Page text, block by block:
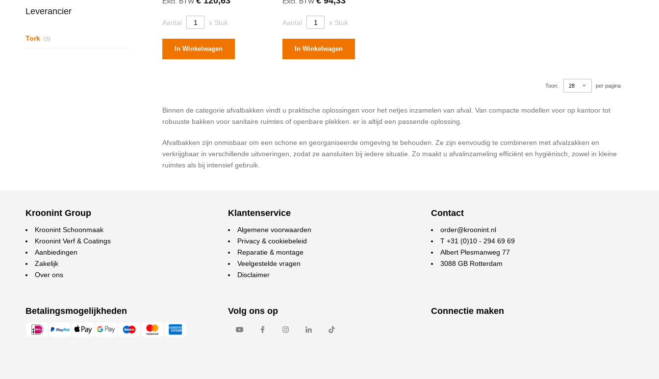
Aantal x Stuk
In Winkelwagen
Aantal x Stuk
In Winkelwagen
Toon per pagina
Binnen de categorie afvalbakken vindt u praktische oplossingen voor het netjes inzamelen van afval. Van compacte modellen voor op kantoor tot
robuuste bakken voor sanitaire ruimtes of openbare plekken: er is altijd een passende oplossing.
Afvalbakken zijn onmisbaar om een schone en georganiseerde omgeving te behouden. Ze zijn eenvoudig te combineren met afvalzakken en
verkrijgbaar in verschillende uitvoeringen, zodat ze aansluiten bij iedere situatie. Zo maakt u afvalinzameling efficiënt en hygiënisch, zowel in kleine
ruimtes als bij intensief gebruik.
Leverancier
Tork 3producten
Kroonint Group
Kroonint Schoonmaak
Kroonint Verf & Coatings
Aanbiedingen
Zakelijk
Over ons
Betalingsmogelijkheden
Klantenservice
Algemene voorwaarden
Privacy & cookiebeleid
Reparatie & montage
Veelgestelde vragen
Disclaimer
Volg ons op
Contact
order@kroonint.nl
T +31 (0)10 - 294 69 69
Albert Plesmanweg 77
3088 GB Rotterdam
Connectie maken